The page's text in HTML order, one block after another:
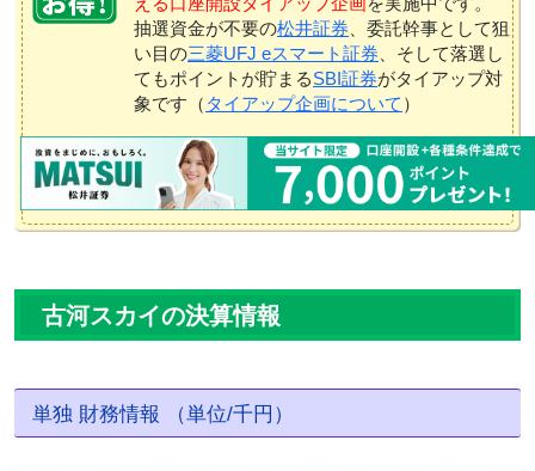
抽選資金が不要の松井証券 、委託幹事として狙
い目の三菱UFJ eスマート証券 、そして落選し
てもポイントが貯まるSBI証券がタイアップ対
象です（ タイアップ企画について ）
古河スカイの決算情報
単独 財務情報 （単位/千円）